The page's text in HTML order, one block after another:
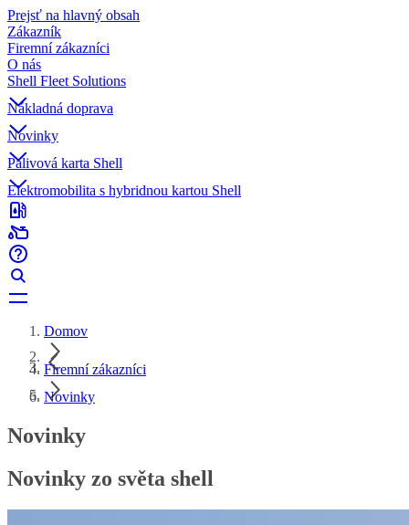
Prejsť na hlavný obsah
Zákazník
Firemní zákazníci
O nás
Shell Fleet Solutions
Nákladná doprava
Novinky
Palivová karta Shell
Elektromobilita s hybridnou kartou Shell
Domov
Firemní zákazníci
Novinky
Novinky
Novinky zo světa shell